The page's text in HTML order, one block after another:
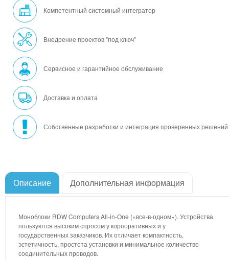
Компетентный системный интегратор
Внедрение проектов "под ключ"
Сервисное и гарантийное обслуживание
Доставка и оплата
Собственные разработки и интеграция проверенных решений
Описание Дополнительная информация
Моноблоки RDW Computers All-in-One («все-в-одном»). Устройства
пользуются высоким спросом у корпоративных и у
государственных заказчиков. Их отличает компактность,
эстетичность, простота установки и минимальное количество
соединительных проводов.